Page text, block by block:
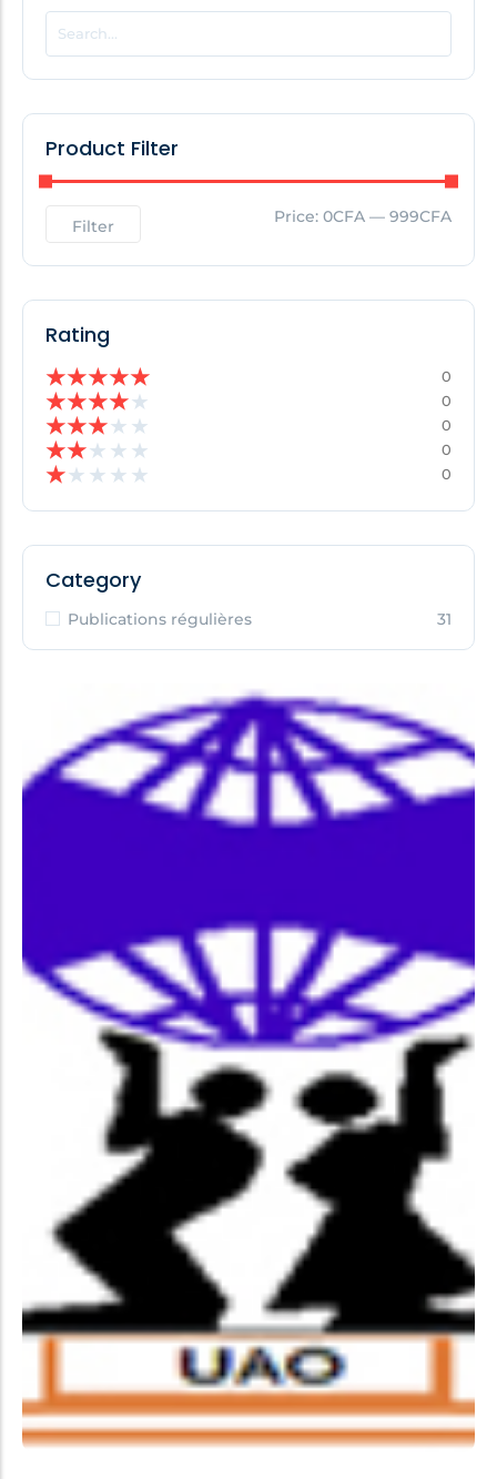
POPULAR THIS WEEK
No Posts Found!
No Posts Found!
Product Filter
Filter Price: 0CFA — 999CFA
Rating
★★★★★ 0
★★★★★ 0
★★★★ ★ 0
★★★ ★ ★ 0
★★ ★ ★ ★ 0
Category
Publications régulières 31